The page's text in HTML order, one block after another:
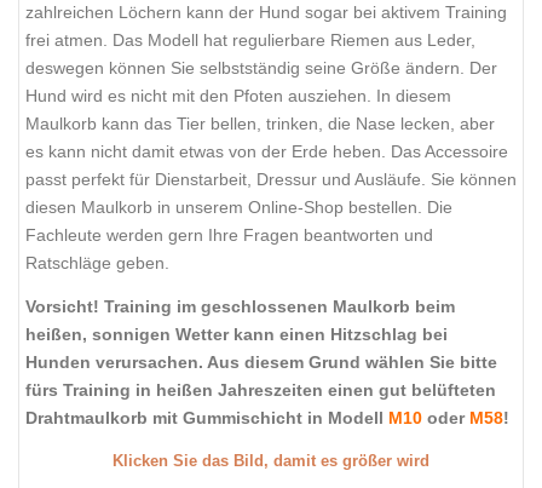
zahlreichen Löchern kann der Hund sogar bei aktivem Training
frei atmen. Das Modell hat regulierbare Riemen aus Leder,
deswegen können Sie selbstständig seine Größe ändern. Der
Hund wird es nicht mit den Pfoten ausziehen. In diesem
Maulkorb kann das Tier bellen, trinken, die Nase lecken, aber
es kann nicht damit etwas von der Erde heben. Das Accessoire
passt perfekt für Dienstarbeit, Dressur und Ausläufe. Sie können
diesen Maulkorb in unserem Online-Shop bestellen. Die
Fachleute werden gern Ihre Fragen beantworten und
Ratschläge geben.
Vorsicht! Training im geschlossenen Maulkorb beim
heißen, sonnigen Wetter kann einen Hitzschlag bei
Hunden verursachen. Aus diesem Grund wählen Sie bitte
fürs Training in heißen Jahreszeiten einen gut belüfteten
Drahtmaulkorb mit Gummischicht in Modell M10 oder M58!
Klicken Sie das Bild, damit es größer wird